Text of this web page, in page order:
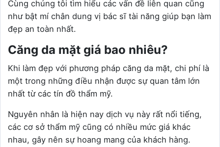
Cùng chúng tôi tìm hiểu các vấn đề liên quan cũng
như bật mí chân dung vị bác sĩ tài năng giúp bạn làm
đẹp an toàn nhất.
Căng da mặt giá bao nhiêu?
Khi làm đẹp với phương pháp căng da mặt, chi phí là
một trong những điều nhận được sự quan tâm lớn
nhất từ các tín đồ thẩm mỹ.
Nguyên nhân là hiện nay dịch vụ này rất nổi tiếng,
các cơ sở thẩm mỹ cũng có nhiều mức giá khác
nhau, gây nên sự hoang mang của khách hàng.